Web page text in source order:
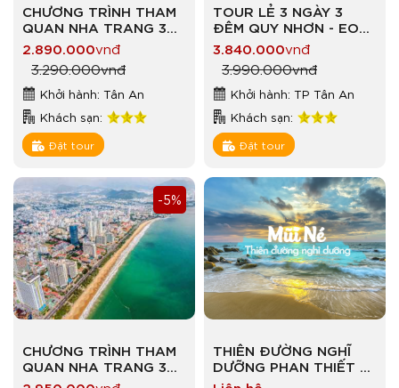
CHƯƠNG TRÌNH THAM
QUAN NHA TRANG 3
NGÀY 2 ĐÊM NGÀY
02/09
2.890.000vnđ
3.290.000vnđ
Khởi hành: Tân An
Khách sạn:
Đặt tour
TOUR LẺ 3 NGÀY 3
ĐÊM QUY NHƠN - EO
GIÓ - KỲ CO – PHÚ YÊN
GÀNH ĐÁ ĐĨA - NHÀ
THỜ MẰNG LĂNG
3.840.000vnđ
3.990.000vnđ
Khởi hành: TP Tân An
Khách sạn:
Đặt tour
CHƯƠNG TRÌNH THAM
QUAN NHA TRANG 3
NGÀY 3 ĐÊM
-5%
THIÊN ĐƯỜNG NGHĨ
DƯỠNG PHAN THIẾT –
MŨI NÉ